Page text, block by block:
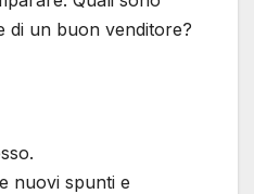
di un buon venditore?
nuovi spunti e